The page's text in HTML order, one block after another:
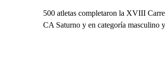
500 atletas completaron la XVIII
CA Saturno y en categoría masculino